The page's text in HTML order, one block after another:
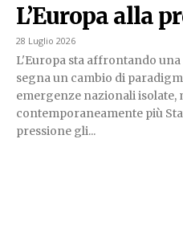
L’Europa alla
28 Luglio 2026
L'Europa sta affrontando
segna un cambio di
emergenze nazionali isolate,
contemporaneamente più
pressione gli...